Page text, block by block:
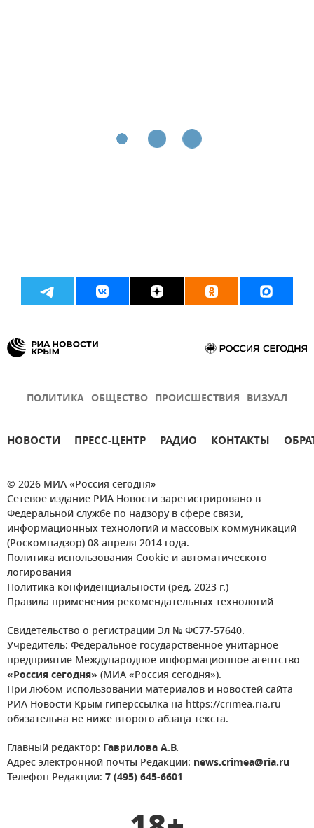
ПОЛИТИКА ОБЩЕСТВО ПРОИСШЕСТВИЯ ВИЗУАЛ
НОВОСТИ ПРЕСС-ЦЕНТР РАДИО КОНТАКТЫ
© 2026 МИА «Россия сегодня»
Сетевое издание РИА Новости зарегистрировано в
Федеральной службе по надзору в сфере связи,
информационных технологий и массовых коммуникаций
(Роскомнадзор) 08 апреля 2014 года.
Политика использования Cookie и автоматического
логирования
Политика конфиденциальности (ред. 2023 г.)
Правила применения рекомендательных технологий
Свидетельство о регистрации Эл № ФС77-57640.
Учредитель: Федеральное государственное унитарное
предприятие Международное информационное агентство
«Россия сегодня» (МИА «Россия сегодня»).
При любом использовании материалов и новостей сайта
РИА Новости Крым гиперссылка на https://crimea.ria.ru
обязательна не ниже второго абзаца текста.
Главный редактор: Гаврилова А.В.
Адрес электронной почты Редакции: news.crimea@ria.ru
Телефон Редакции: 7 (495) 645-6601